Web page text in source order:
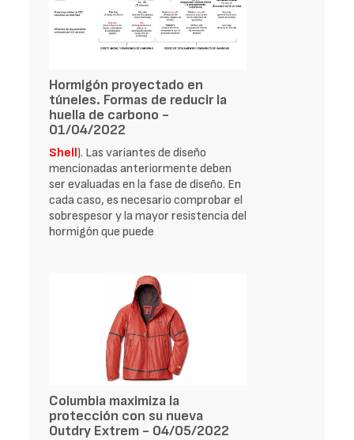
Hormigón proyectado en
túneles. Formas de reducir la
huella de carbono -
01/04/2022
Shell). Las variantes de diseño
mencionadas anteriormente deben
ser evaluadas en la fase de diseño. En
cada caso, es necesario comprobar el
sobrespesor y la mayor resistencia del
hormigón que puede
Columbia maximiza la
protección con su nueva
Outdry Extrem - 04/05/2022